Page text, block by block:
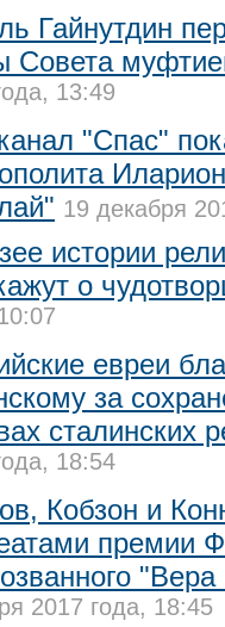
Гайнутдин
Совета
13:49
"Спас"
19 декабря
истории
о
евреи
за
сталинских
18:54
Кобзон и
премии
"Вера
2017 года, 18:45